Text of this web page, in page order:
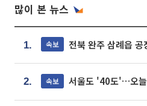
많이 본 뉴스
1. 속보 전북 완주 삼례읍 공
2. 속보 서울도 '40도'…오